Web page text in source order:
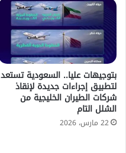
بتوجيهات عليا.. السعودية تستعد
لتطبيق إجراءات جديدة لإنقاذ
شركات الطيران الخليجية من
الشلل التام
22 مارس، 2026